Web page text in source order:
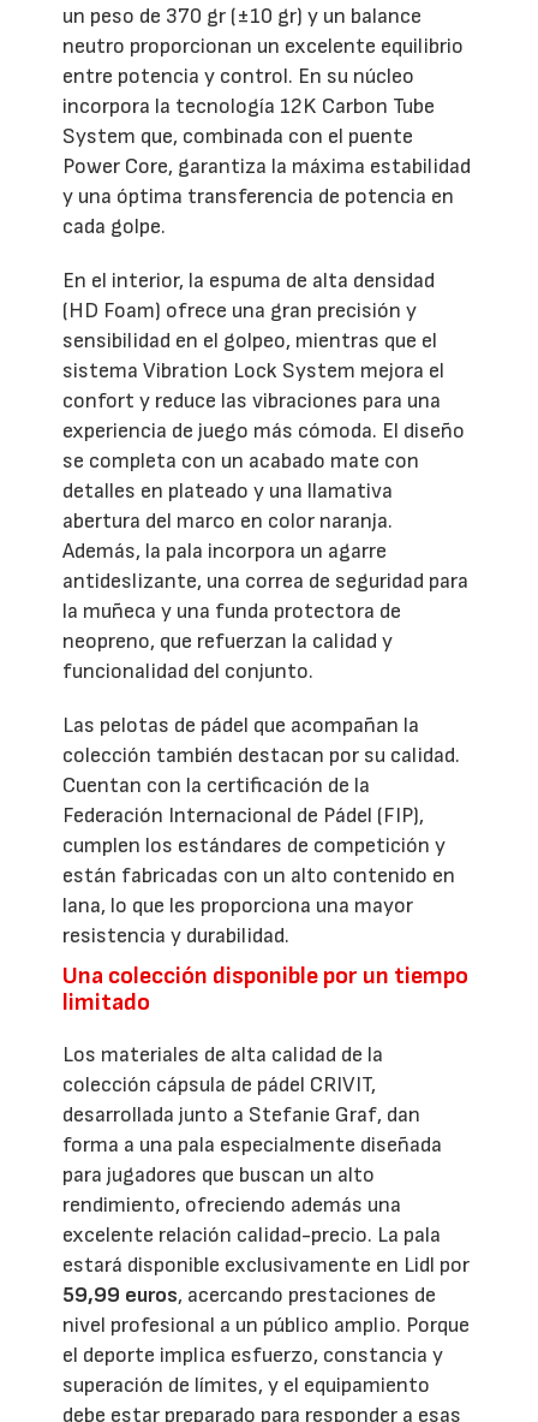
un peso de 370 gr (±10 gr) y un balance
neutro proporcionan un excelente equilibrio
entre potencia y control. En su núcleo
incorpora la tecnología 12K Carbon Tube
System que, combinada con el puente
Power Core, garantiza la máxima estabilidad
y una óptima transferencia de potencia en
cada golpe.
En el interior, la espuma de alta densidad
(HD Foam) ofrece una gran precisión y
sensibilidad en el golpeo, mientras que el
sistema Vibration Lock System mejora el
confort y reduce las vibraciones para una
experiencia de juego más cómoda. El diseño
se completa con un acabado mate con
detalles en plateado y una llamativa
abertura del marco en color naranja.
Además, la pala incorpora un agarre
antideslizante, una correa de seguridad para
la muñeca y una funda protectora de
neopreno, que refuerzan la calidad y
funcionalidad del conjunto.
Las pelotas de pádel que acompañan la
colección también destacan por su calidad.
Cuentan con la certificación de la
Federación Internacional de Pádel (FIP),
cumplen los estándares de competición y
están fabricadas con un alto contenido en
lana, lo que les proporciona una mayor
resistencia y durabilidad.
Una colección disponible por un tiempo
limitado
Los materiales de alta calidad de la
colección cápsula de pádel CRIVIT,
desarrollada junto a Stefanie Graf, dan
forma a una pala especialmente diseñada
para jugadores que buscan un alto
rendimiento, ofreciendo además una
excelente relación calidad-precio. La pala
estará disponible exclusivamente en Lidl por
59,99 euros, acercando prestaciones de
nivel profesional a un público amplio. Porque
el deporte implica esfuerzo, constancia y
superación de límites, y el equipamiento
debe estar preparado para responder a esas